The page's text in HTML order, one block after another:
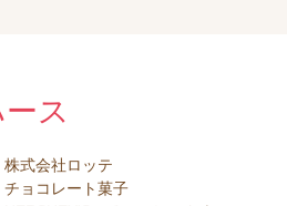
エハース
ス
株式会社ロッテ
チョコレート菓子